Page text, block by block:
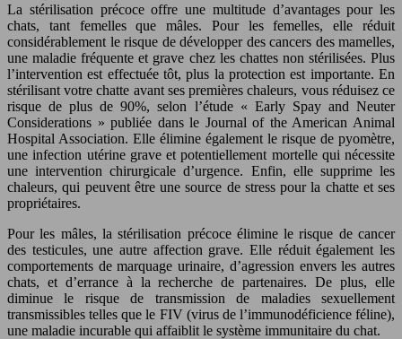
La stérilisation précoce offre une multitude d’avantages pour les
chats, tant femelles que mâles. Pour les femelles, elle réduit
considérablement le risque de développer des cancers des mamelles,
une maladie fréquente et grave chez les chattes non stérilisées. Plus
l’intervention est effectuée tôt, plus la protection est importante. En
stérilisant votre chatte avant ses premières chaleurs, vous réduisez ce
risque de plus de 90%, selon l’étude « Early Spay and Neuter
Considerations » publiée dans le Journal of the American Animal
Hospital Association. Elle élimine également le risque de pyomètre,
une infection utérine grave et potentiellement mortelle qui nécessite
une intervention chirurgicale d’urgence. Enfin, elle supprime les
chaleurs, qui peuvent être une source de stress pour la chatte et ses
propriétaires.
Pour les mâles, la stérilisation précoce élimine le risque de cancer
des testicules, une autre affection grave. Elle réduit également les
comportements de marquage urinaire, d’agression envers les autres
chats, et d’errance à la recherche de partenaires. De plus, elle
diminue le risque de transmission de maladies sexuellement
transmissibles telles que le FIV (virus de l’immunodéficience féline),
une maladie incurable qui affaiblit le système immunitaire du chat.